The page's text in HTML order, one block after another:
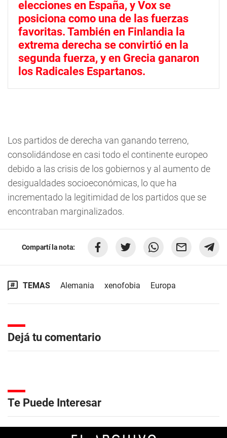
elecciones en España, y Vox se
posiciona como una de las fuerzas
favoritas. También en Finlandia la
extrema derecha se convirtió en la
segunda fuerza, y en Grecia ganaron
los Radicales Espartanos.
Los partidos de derecha van ganando terreno,
consolidándose en casi todo el continente europeo
debido a las crisis de los gobiernos y al aumento de
desigualdades socioeconómicas, lo que ha
incrementado la legitimidad de los partidos que se
encontraban marginalizados.
Compartí la nota:
TEMAS Alemania xenofobia Europa
Dejá tu comentario
Te Puede Interesar